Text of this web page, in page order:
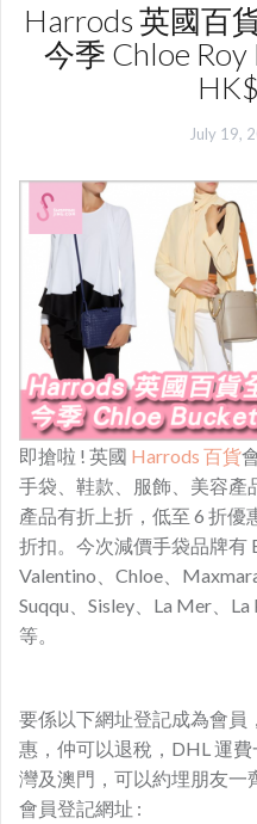
Harrods 英國百
今季 Chloe
July 19,
即搶啦 ! 英國 Harrods 百貨
手袋、鞋款、服飾、美容產
產品有折上折，低至 6 折
折扣。今次減價手袋品牌有
Valentino、Chloe、
Suqqu、Sisley、La Mer、
等。
要係以下網址登記成為會員
惠，仲可以退稅，DHL 運
灣及澳門，可以約埋朋友一
會員登記網址 :